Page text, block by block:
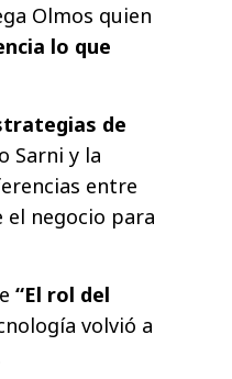
Olmos quien
lo que
de
Sarni y la
entre
el negocio para
“El rol del
volvió a